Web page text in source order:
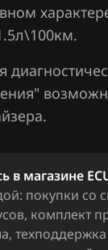
в магазине
покупки со
комплект